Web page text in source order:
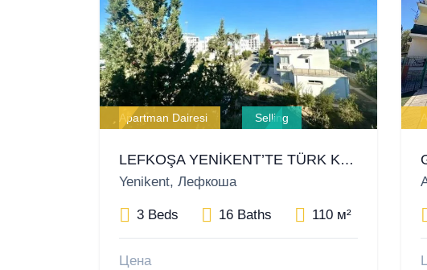
Apartman Dairesi Selling
LEFKOŞA YENİKENT’TE TÜRK KOÇANLI 3+1 DAİRE – ACİL SATILIK
Yenikent, Лефкоша
3 Beds 16 Baths 110 м²
Цена